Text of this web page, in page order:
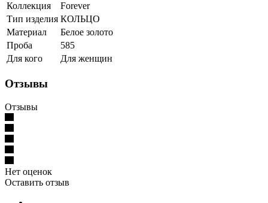
Коллекция
Forever
Тип изделия КОЛЬЦО
Материал
Белое золото
Проба
585
Для кого
Для женщин
Отзывы
Отзывы
Нет оценок
Оставить отзыв